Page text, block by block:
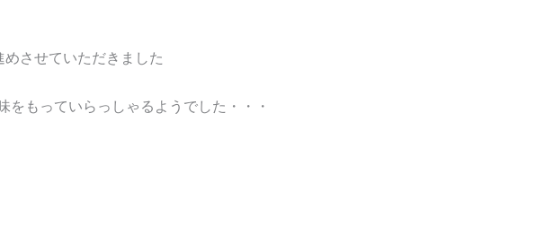
させていただきました
もっていらっしゃるようでした・・・